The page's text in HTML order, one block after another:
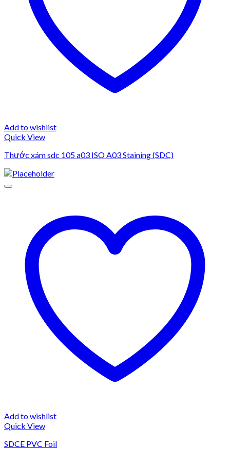
Add to wishlist
Quick View
Thước xám sdc 105 a03 ISO A03 Staining (SDC)
Add to wishlist
Quick View
SDCE PVC Foil